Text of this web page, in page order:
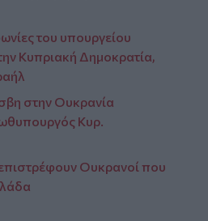
του υπουργείου
Κυπριακή Δημοκρατία,
στην Ουκρανία
Κυρ.
Ουκρανοί που